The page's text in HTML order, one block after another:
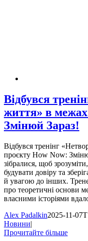
Відбувся
життя» в
Змінюй Зараз!
Відбувся тренінг
проєкту How Now:
зібралися, щоб
будувати довіру та
й увагою до інших.
про теоретичні основи
власними історіями
Alex Padalkin2025-11-
Новини|
Прочитайте більше